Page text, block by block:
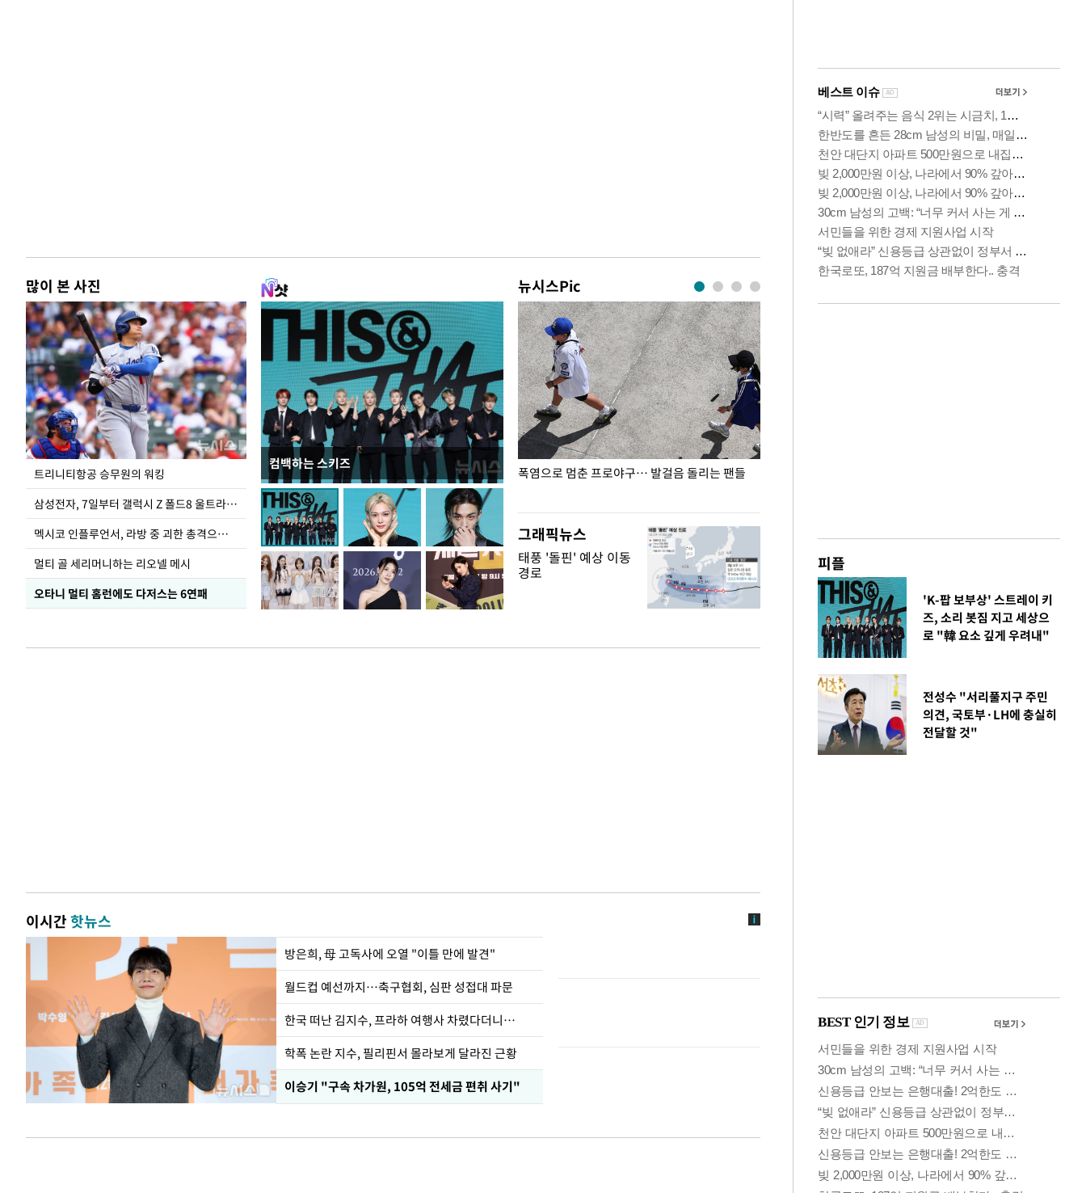
많이 본 사진
트리니티항공 승무원의 워킹
삼성전자, 7일부터 갤럭시 Z 폴드8 울트라·폴드8·플립8 출시
멕시코 인플루언서, 라방 중 괴한 총격으로 사망
멀티 골 세리머니하는 리오넬 메시
오타니 멀티 홈런에도 다저스는 6연패
컴백하는 스키즈
뉴시스Pic
입추 하루 앞둔 전남광주… 열화상 카메라에 담긴
폭염
폭염으로 멈춘 프로야구… 발걸음 돌리는 팬들
그래픽뉴스
태풍 '돌핀' 예상 이동
경로
이시간핫뉴스
방은희, 母 고독사에 오열 "이틀 만에 발견"
월드컵 예선까지…축구협회, 심판 성접대 파문
한국 떠난 김지수, 프라하 여행사 차렸다더니…
학폭 논란 지수, 필리핀서 몰라보게 달라진 근황
이승기 "구속 차가원, 105억 전세금 편취 사기"
피플
'K-팝 보부상' 스트레이 키
즈, 소리 봇짐 지고 세상으
로 "韓 요소 깊게 우려내"
전성수 "서리풀지구 주민
의견, 국토부·LH에 충실히
전달할 것"